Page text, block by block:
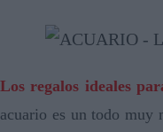
Los regalos ideales
acuario es un todo muy